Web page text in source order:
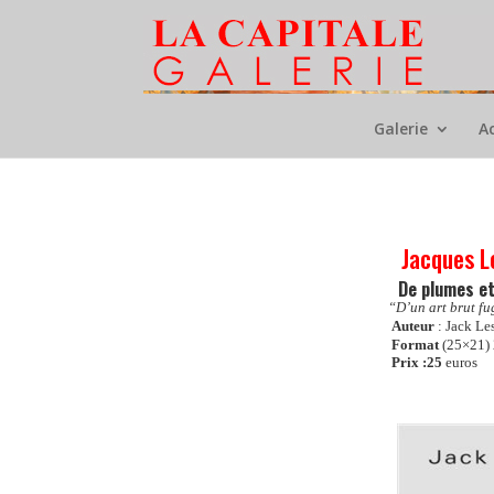
Galerie
Jacques
De plumes
“D’un art brut
Auteur : Jack
Format
Prix :25 euros